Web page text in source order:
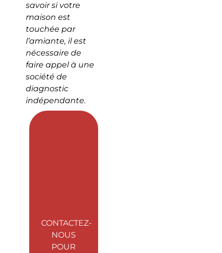
savoir si votre
maison est
touchée par
l’amiante, il est
nécessaire de
faire appel à une
société de
diagnostic
indépendante.
CONTACTEZ-
NOUS
POUR